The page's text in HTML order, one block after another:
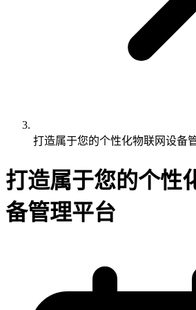
打造属于您的个性化物联网设备
打造属于您的个性
备管理平台